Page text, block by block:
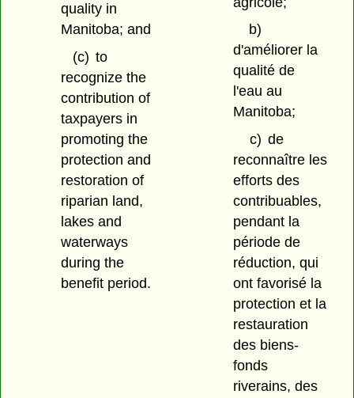
quality in
Manitoba; and
(c) to
recognize the
contribution of
taxpayers in
promoting the
protection and
restoration of
riparian land,
lakes and
waterways
during the
benefit period.
b)
d'améliorer la
qualité de
l'eau au
Manitoba;
c) de
reconnaître les
efforts des
contribuables,
pendant la
période de
réduction, qui
ont favorisé la
protection et la
restauration
des biens-
fonds
riverains, des